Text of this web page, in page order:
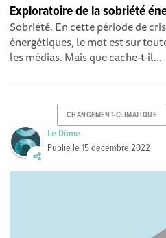
Exploratoire de la sobriété
Sobriété. En cette période de
énergétiques, le mot est sur
les médias. Mais que cache-t-il...
CHANGEMENT-CLIMATIQUE
Le Dôme
Publié le15 décembre 2022